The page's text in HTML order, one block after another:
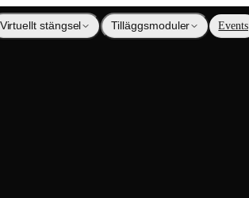
Virtuellt stängsel Tilläggsmoduler Events